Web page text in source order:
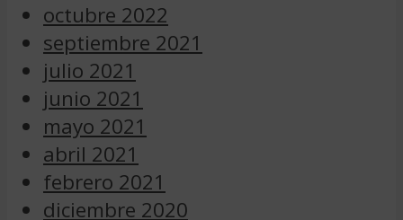
octubre 2022
septiembre 2021
julio 2021
junio 2021
mayo 2021
abril 2021
febrero 2021
diciembre 2020